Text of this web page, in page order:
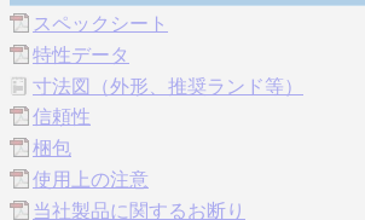
スペックシート
特性データ
寸法図（外形、推奨ランド等）
信頼性
梱包
使用上の注意
当社製品に関するお断り